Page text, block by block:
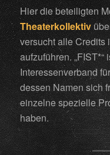
Hier die beteiligten
Theaterkollektiv
versucht alle Credits
aufzuführen. „FIST*“
Interessenverband
dessen Namen sich
einzelne spezielle
haben.